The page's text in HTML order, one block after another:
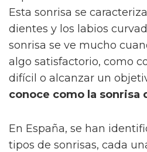
Esta sonrisa se
dientes y los labios
sonrisa se ve mucho
algo satisfactorio, como
difícil o alcanzar un
conoce como la sonrisa
En España, se han
tipos de sonrisas, cada